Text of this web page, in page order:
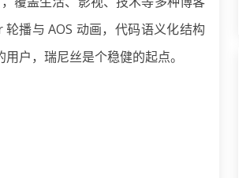
播与 AOS 动画，代码语义化结构
户，瑞尼丝是个稳健的起点。